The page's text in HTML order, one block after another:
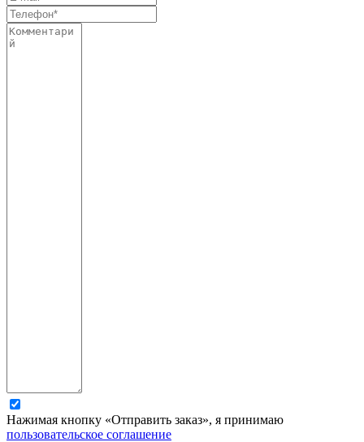
Нажимая кнопку «Отправить заказ», я принимаю
пользовательское соглашение